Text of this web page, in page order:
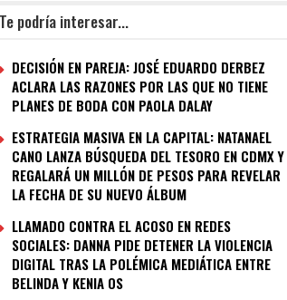
Te podría interesar...
DECISIÓN EN PAREJA: JOSÉ EDUARDO DERBEZ
ACLARA LAS RAZONES POR LAS QUE NO TIENE
PLANES DE BODA CON PAOLA DALAY
ESTRATEGIA MASIVA EN LA CAPITAL: NATANAEL
CANO LANZA BÚSQUEDA DEL TESORO EN CDMX Y
REGALARÁ UN MILLÓN DE PESOS PARA REVELAR
LA FECHA DE SU NUEVO ÁLBUM
LLAMADO CONTRA EL ACOSO EN REDES
SOCIALES: DANNA PIDE DETENER LA VIOLENCIA
DIGITAL TRAS LA POLÉMICA MEDIÁTICA ENTRE
BELINDA Y KENIA OS